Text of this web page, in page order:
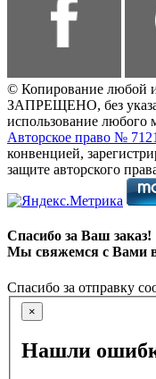
© Копирование любой
ЗАПРЕЩЕНО, без
использование любого
Авторское право №
конвенцией,
защите авторского
Спасибо за Ваш заказ!
Мы свяжемся с Вами
Спасибо за отправку
×
Нашли